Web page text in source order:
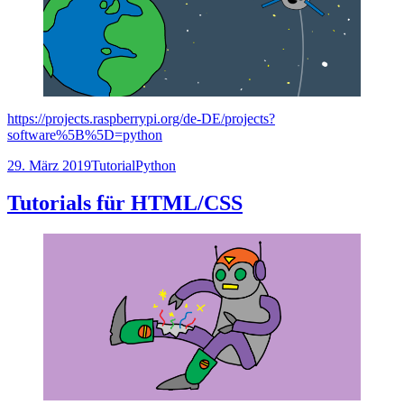
https://projects.raspberrypi.org/de-DE/projects?
software%5B%5D=python
Veröffentlicht
29. März 2019Kategorien
TutorialSchlagwörter
Python
Tutorials für HTML/CSS